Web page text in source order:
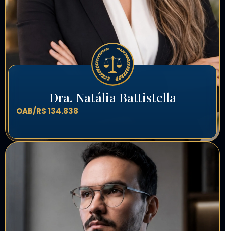
Dra. Natália Battistella
OAB/RS 134.838